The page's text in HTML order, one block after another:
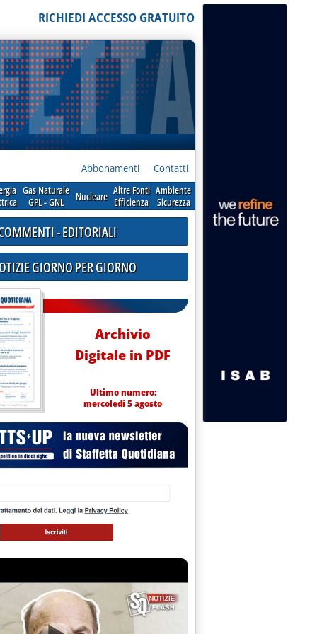
RICHIEDI ACCESSO GRATUITO
Abbonamenti Contatti
Gas Naturale
GPL - GNL
Nucleare Altre Fonti
Efficienza
Ambiente
Sicurezza
- EDITORIALI
GIORNO PER GIORNO
Archivio
Digitale in PDF
Ultimo numero:
mercoledì 5 agosto